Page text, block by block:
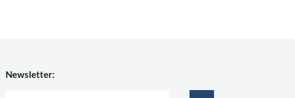
Newsletter: